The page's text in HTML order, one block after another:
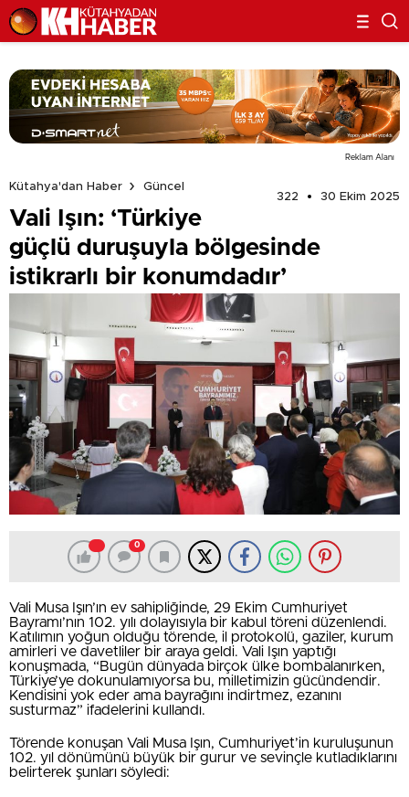
Reklam Alanı
Kütahya'dan Haber
Güncel
322
30 Ekim 2025
Vali Işın: ‘Türkiye
güçlü duruşuyla bölgesinde
istikrarlı bir konumdadır’
0
Vali Musa Işın’ın ev sahipliğinde, 29 Ekim Cumhuriyet
Bayramı’nın 102. yılı dolayısıyla bir kabul töreni düzenlendi.
Katılımın yoğun olduğu törende, il protokolü, gaziler, kurum
amirleri ve davetliler bir araya geldi. Vali Işın yaptığı
konuşmada, “Bugün dünyada birçok ülke bombalanırken,
Türkiye’ye dokunulamıyorsa bu, milletimizin gücündendir.
Kendisini yok eder ama bayrağını indirtmez, ezanını
susturmaz” ifadelerini kullandı.
Törende konuşan Vali Musa Işın, Cumhuriyet’in kuruluşunun
102. yıl dönümünü büyük bir gurur ve sevinçle kutladıklarını
belirterek şunları söyledi: